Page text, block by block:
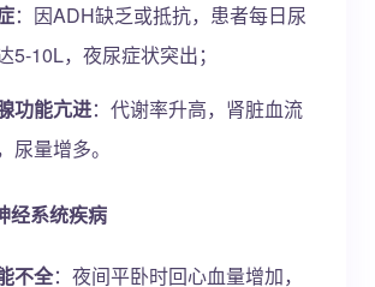
：因ADH缺乏或抵抗，患者每日尿
5-10L，夜尿症状突出；
功能亢进：代谢率升高，肾脏血流
尿量增多。
经系统疾病
不全：夜间平卧时回心血量增加，